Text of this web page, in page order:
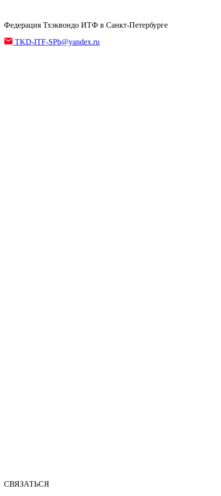
Федерация Тхэквондо ИТФ в Санкт-Петербурге
TKD-ITF-SPb@yandex.ru
СВЯЗАТЬСЯ